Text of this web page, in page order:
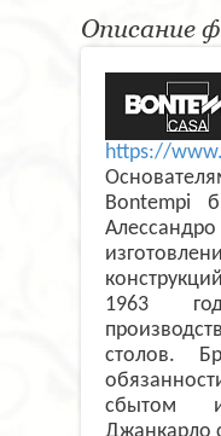
Описание
https://
Bontempi
1963
столов.
сбытом